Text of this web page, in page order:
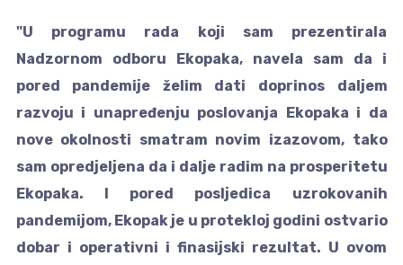
"U programu rada koji sam prezentirala
Nadzornom odboru Ekopaka, navela sam da i
pored pandemije želim dati doprinos daljem
razvoju i unapređenju poslovanja Ekopaka i da
nove okolnosti smatram novim izazovom, tako
sam opredjeljena da i dalje radim na prosperitetu
Ekopaka. I pored posljedica uzrokovanih
pandemijom, Ekopak je u protekloj godini ostvario
dobar i operativni i finasijski rezultat. U ovom